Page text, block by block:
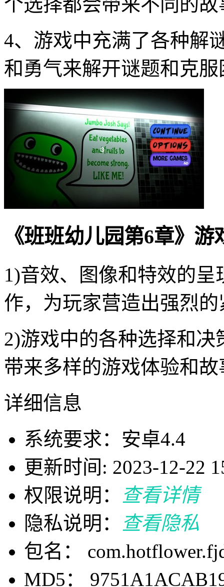
4、游戏中充满了各种解
和勇气来解开谜题和克服
《班班幼儿园第6章》游
1)音效、图像和特效的
作，为玩家营造出强烈
2)游戏中的各种选择和
带来多样的游戏体验和
详细信息
系统要求：安卓4.4
更新时间: 2023-12-22
权限说明：
查看详情
隐私说明：
查看隐私
包名：
MD5：